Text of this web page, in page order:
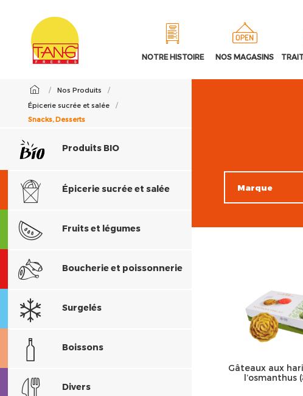
NOTRE HISTOIRE NOS MAGASINS
/ Nos Produits
/
Épicerie sucrée et salée
/
Snacks, Desserts
Produits BIO
Épicerie sucrée et salée
Fruits et légumes
Boucherie et poissonnerie
Surgelés
Boissons
Divers
Gâteaux aux
l’osmanthus (